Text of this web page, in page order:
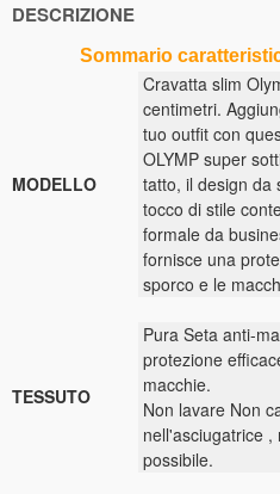
DESCRIZIONE
Sommario
MODELLO
Cravatta slim
centimetri.
tuo outfit con
OLYMP super
tatto, il design da
tocco di stile
formale da
fornisce una
sporco e le
TESSUTO
Pura Seta anti-
protezione
macchie.
Non lavare Non
nell'asciugatrice ,
possibile.